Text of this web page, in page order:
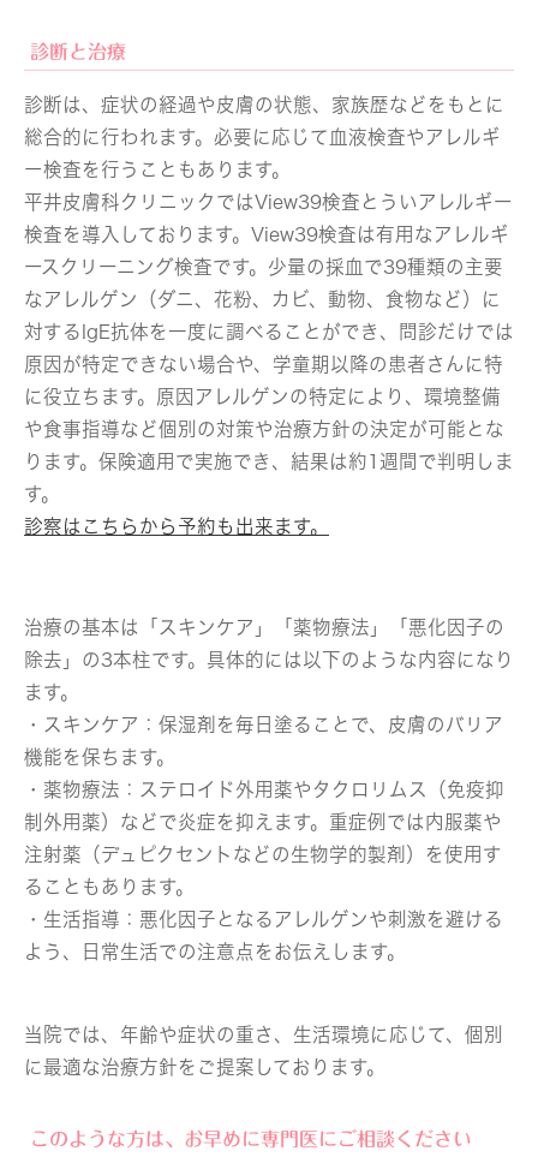
診断と治療
診断は、症状の経過や皮膚の状態、家族歴などをもとに
総合的に行われます。必要に応じて血液検査やアレルギ
ー検査を行うこともあります。
平井皮膚科クリニックではView39検査とういアレルギー
検査を導入しております。View39検査は有用なアレルギ
ースクリーニング検査です。少量の採血で39種類の主要
なアレルゲン（ダニ、花粉、カビ、動物、食物など）に
対するIgE抗体を一度に調べることができ、問診だけでは
原因が特定できない場合や、学童期以降の患者さんに特
に役立ちます。原因アレルゲンの特定により、環境整備
や食事指導など個別の対策や治療方針の決定が可能とな
ります。保険適用で実施でき、結果は約1週間で判明しま
す。
診察はこちらから予約も出来ます。
治療の基本は「スキンケア」「薬物療法」「悪化因子の
除去」の3本柱です。具体的には以下のような内容になり
ます。
・スキンケア：保湿剤を毎日塗ることで、皮膚のバリア
機能を保ちます。
・薬物療法：ステロイド外用薬やタクロリムス（免疫抑
制外用薬）などで炎症を抑えます。重症例では内服薬や
注射薬（デュピクセントなどの生物学的製剤）を使用す
ることもあります。
・生活指導：悪化因子となるアレルゲンや刺激を避ける
よう、日常生活での注意点をお伝えします。
当院では、年齢や症状の重さ、生活環境に応じて、個別
に最適な治療方針をご提案しております。
このような方は、お早めに専門医にご相談ください